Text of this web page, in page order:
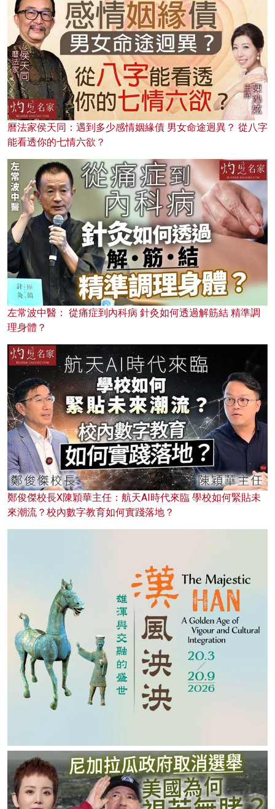
曆法家侯天同：遇到多少感情姻緣債 男女命途迥異？ 從八字
能看透你的七情六欲？
左常波中醫： 從痛症到內科病 針灸如何透過解筋結 精準調
理身體？
鄭俊傑校長X陳穎華主任：航天AI時代來臨 學校如何緊貼未
來潮流？校內數字教育如何實踐落地？